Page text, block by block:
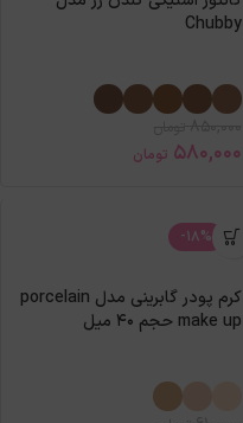
Chubby
580,000 تومان
-18%
کرم پودر گابرینی مدل porcelain
make up حجم 40 میل